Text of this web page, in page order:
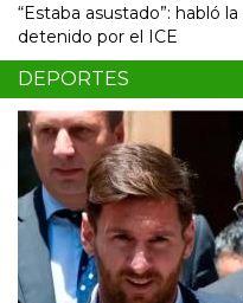
“Estaba asustado”: habló
detenido por el ICE
DEPORTES